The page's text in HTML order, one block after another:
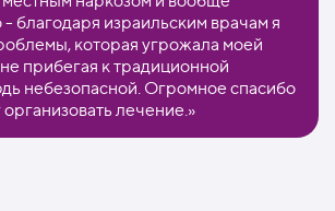
благодаря израильским врачам я
которая угрожала моей
прибегая к традиционной
небезопасной. Огромное спасибо
лечение.»